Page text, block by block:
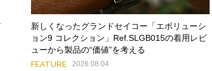
新しくなったグランドセイコー「エボリューシ
ョン9 コレクション」Ref.SLGB015の着用レビ
ューから製品の“価値”を考える
FEATURE 2026.08.04